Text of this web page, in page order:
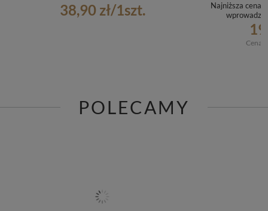
38,90 zł/1szt.
Najniższa cena
Cena
POLECAMY